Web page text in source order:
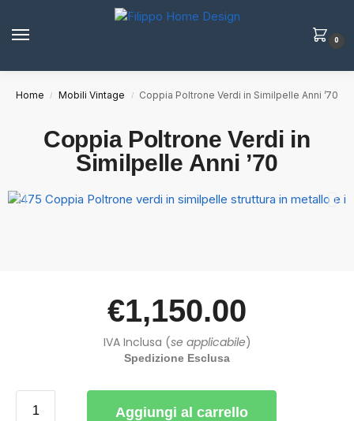
0
Home / Mobili Vintage / Coppia Poltrone Verdi in Similpelle Anni ’70
Coppia Poltrone Verdi in
Similpelle Anni ’70
€1,150.00
IVA Inclusa (se applicabile)
Spedizione Esclusa
Aggiungi al carrello